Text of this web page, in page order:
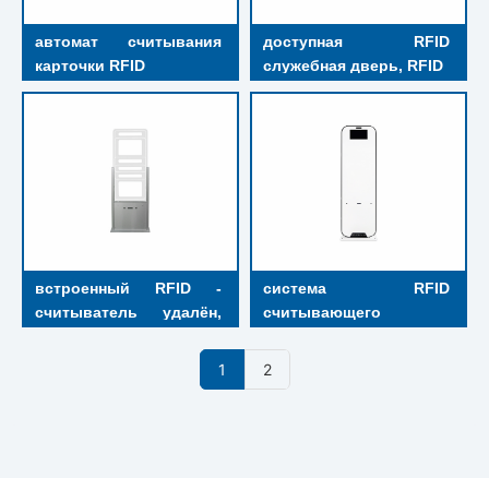
автомат считывания
карточки RFID
доступная RFID
служебная дверь, RFID
встроенный RFID -
считыватель удалён,
защищённая дверь
поддержка вкладки UID
система RFID
считывающего
ультравысокой частоты
1 2